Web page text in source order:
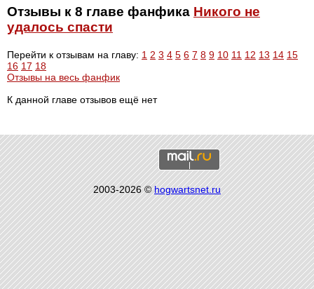
Отзывы к 8 главе фанфика Никого не
удалось спасти
Перейти к отзывам на главу: 1 2 3 4 5 6 7 8 9 10 11 12 13 14 15
16 17 18
Отзывы на весь фанфик
К данной главе отзывов ещё нет
2003-2026 ©hogwartsnet.ru